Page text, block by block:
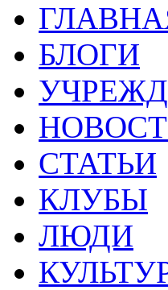
БЛОГИ
СТАТЬИ
КЛУБЫ
ЛЮДИ